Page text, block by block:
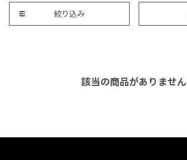
絞り込み
該当の商品がありません